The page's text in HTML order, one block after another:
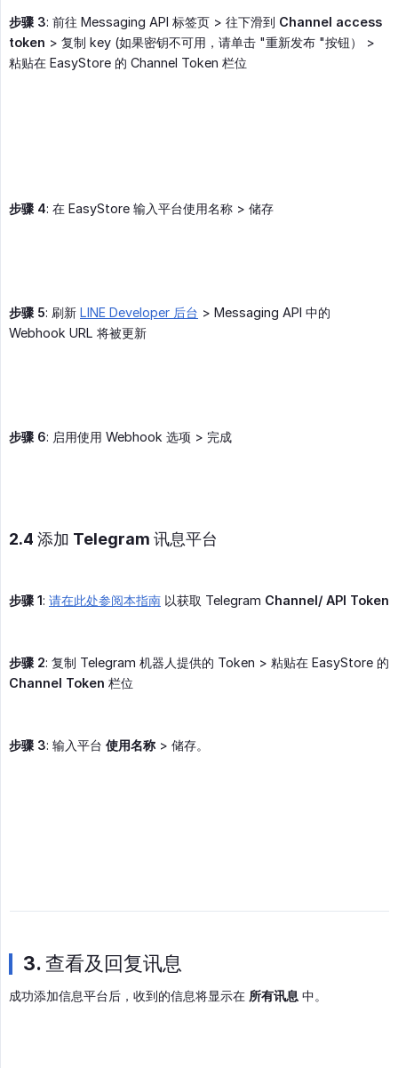
步骤 3: 前往 Messaging API 标签页 > 往下滑到 Channel access
token > 复制 key (如果密钥不可用，请单击 "重新发布 "按钮） >
粘贴在 EasyStore 的 Channel Token 栏位
步骤 4: 在 EasyStore 输入平台使用名称 > 储存
步骤 5: 刷新 LINE Developer 后台 > Messaging API 中的
Webhook URL 将被更新
步骤 6: 启用使用 Webhook 选项 > 完成
2.4 添加 Telegram 讯息平台
步骤 1: 请在此处参阅本指南 以获取 Telegram Channel/ API Token
步骤 2: 复制 Telegram 机器人提供的 Token > 粘贴在 EasyStore 的
Channel Token 栏位
步骤 3: 输入平台 使用名称> 储存。
3. 查看及回复讯息
成功添加信息平台后，收到的信息将显示在 所有讯息 中。